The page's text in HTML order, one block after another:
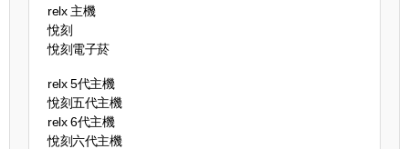
relx 主機
悅刻
悅刻電子菸
relx 5代主機
悅刻五代主機
relx 6代主機
悅刻六代主機